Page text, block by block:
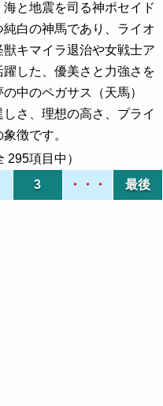
と地震を司る神ポセイド
白の神馬であり、ライオ
キマイラ退治や女戦士ア
した、優美さと力強さを
中のペガサス（天馬）
さ、理想の高さ、プライ
徴です。
295項目中）
3 ・・・ 最後